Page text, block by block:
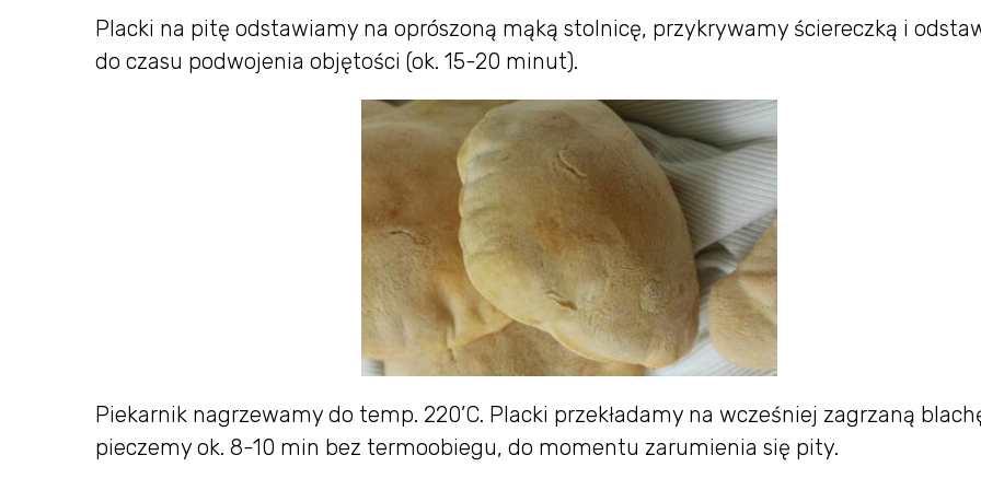
Placki na pitę odstawiamy na oprószoną mąką stolnicę, przykrywamy ściereczką i
do czasu podwojenia objętości (ok. 15-20 minut).
Piekarnik nagrzewamy do temp. 220’C. Placki przekładamy na wcześniej zagrzaną
pieczemy ok. 8-10 min bez termoobiegu, do momentu zarumienia się pity.